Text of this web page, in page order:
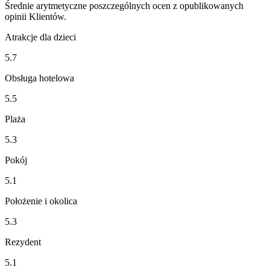
Średnie arytmetyczne poszczególnych ocen z opublikowanych
opinii Klientów.
Atrakcje dla dzieci
5.7
Obsługa hotelowa
5.5
Plaża
5.3
Pokój
5.1
Położenie i okolica
5.3
Rezydent
5.1